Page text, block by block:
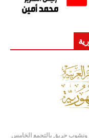
حريق بالتجمع الخامس